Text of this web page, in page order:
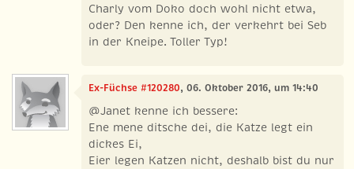
Charly vom Doko doch wohl nicht etwa,
oder? Den kenne ich, der verkehrt bei Seb
in der Kneipe. Toller Typ!
Ex-Füchse #120280, 06. Oktober 2016, um 14:40
@Janet kenne ich bessere:
Ene mene ditsche dei, die Katze legt ein
dickes Ei,
Eier legen Katzen nicht, deshalb bist du nur